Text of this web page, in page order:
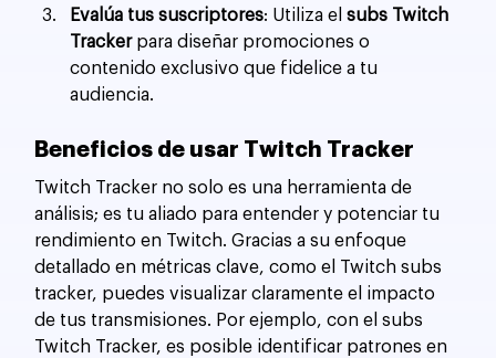
Evalúa tus suscriptores: Utiliza el subs Twitch
Tracker para diseñar promociones o
contenido exclusivo que fidelice a tu
audiencia.
Beneficios de usar Twitch Tracker
Twitch Tracker no solo es una herramienta de
análisis; es tu aliado para entender y potenciar tu
rendimiento en Twitch. Gracias a su enfoque
detallado en métricas clave, como el Twitch subs
tracker, puedes visualizar claramente el impacto
de tus transmisiones. Por ejemplo, con el subs
Twitch Tracker, es posible identificar patrones en